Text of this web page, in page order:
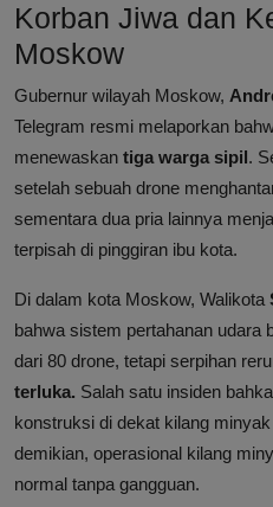
Korban Jiwa dan
Moskow
Gubernur wilayah Moskow,
Telegram resmi melaporkan
menewaskan tiga warga sipil.
setelah sebuah drone
sementara dua pria lainnya
terpisah di pinggiran ibu kota.
Di dalam kota Moskow, Walikota
bahwa sistem pertahanan udara
dari 80 drone, tetapi serpihan
terluka. Salah satu insiden
konstruksi di dekat kilang
demikian, operasional kilang
normal tanpa gangguan.